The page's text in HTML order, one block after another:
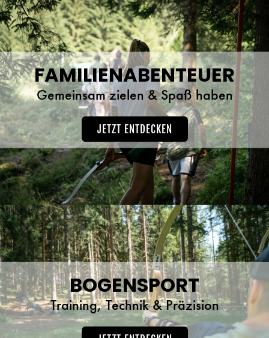
FAMILIENABENTEUER
Gemeinsam zielen & Spaß haben
JETZT ENTDECKEN
BOGENSPORT
Training, Technik & Präzision